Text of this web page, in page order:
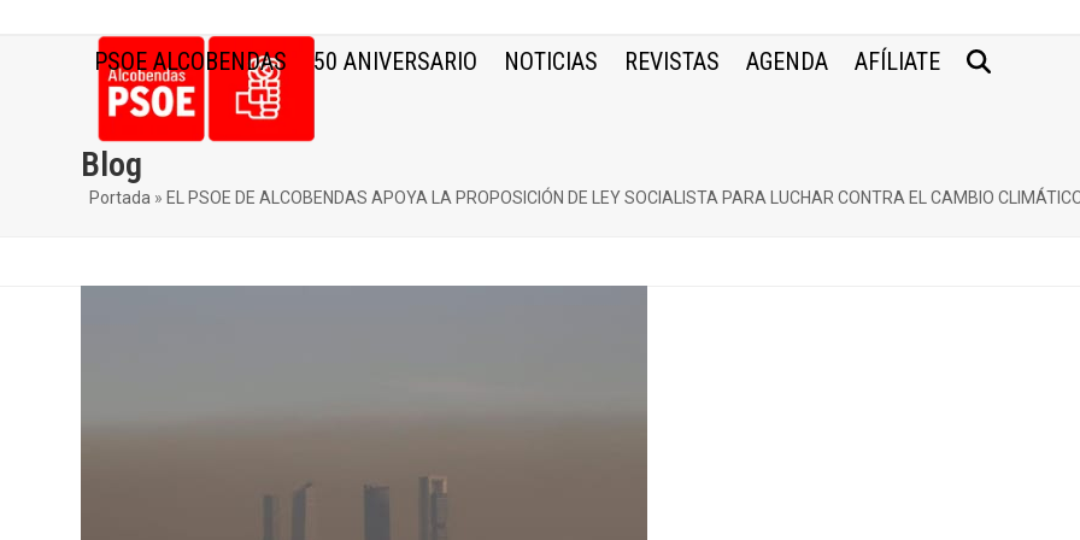
PSOE ALCOBENDAS 50 ANIVERSARIO NOTICIAS REVISTAS AGENDA AFÍLIATE
Blog
Portada » EL PSOE DE ALCOBENDAS APOYA LA PROPOSICIÓN DE LEY SOCIALISTA PARA LUCHAR CONTRA EL CAMBIO